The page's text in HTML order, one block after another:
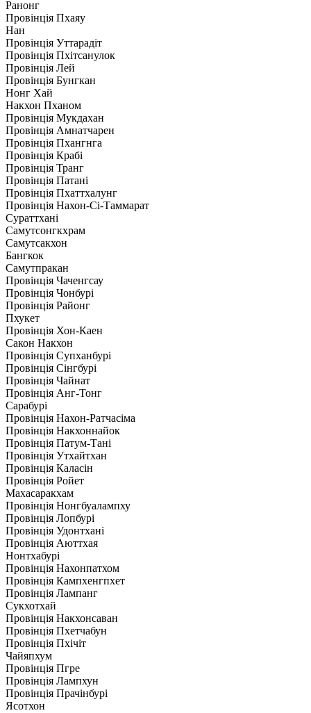
Ранонг
Провінція Пхаяу
Нан
Провінція Уттарадіт
Провінція Пхітсанулок
Провінція Лей
Провінція Бунгкан
Нонг Хай
Накхон Пханом
Провінція Мукдахан
Провінція Амнатчарен
Провінція Пхангнга
Провінція Крабі
Провінція Транг
Провінція Патані
Провінція Пхаттхалунг
Провінція Нахон-Сі-Таммарат
Сураттхані
Самутсонгкхрам
Самутсакхон
Бангкок
Самутпракан
Провінція Чаченгсау
Провінція Чонбурі
Провінція Районг
Пхукет
Провінція Хон-Каен
Сакон Накхон
Провінція Супханбурі
Провінція Сінгбурі
Провінція Чайнат
Провінція Анг-Тонг
Сарабурі
Провінція Нахон-Ратчасіма
Провінція Накхоннайок
Провінція Патум-Тані
Провінція Утхайтхан
Провінція Каласін
Провінція Ройет
Махасаракхам
Провінція Нонгбуалампху
Провінція Лопбурі
Провінція Удонтхані
Провінція Аюттхая
Нонтхабурі
Провінція Нахонпатхом
Провінція Кампхенгпхет
Провінція Лампанг
Сукхотхай
Провінція Накхонсаван
Провінція Пхетчабун
Провінція Пхічіт
Чайяпхум
Провінція Пгре
Провінція Лампхун
Провінція Прачінбурі
Ясотхон